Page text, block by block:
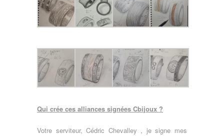
Qui crée ces alliances signées Cbijoux ?
Votre serviteur, Cédric Chevalley , je signe mes